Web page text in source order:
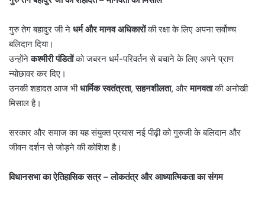
गुरु तेग बहादुर जी ने धर्म और मानव अधिकारोंकी रक्षा के लिए अपना सर्वोच्च
बलिदान दिया।
उन्होंनेकश्मीरी पंडितोंको जबरन धर्म-परिवर्तन से बचाने के लिए अपने प्राण
न्योछावर कर दिए।
उनकी शहादत आज भीधार्मिक स्वतंत्रता,सहनशीलता, औरमानवताकी अनोखी
मिसाल है।
सरकार और समाज का यह संयुक्त प्रयास नई पीढ़ी को गुरुजी के बलिदान और
जीवन दर्शन से जोड़ने की कोशिश है।
विधानसभा का ऐतिहासिक सत्र–लोकतंत्र और आध्यात्मिकता का संगम